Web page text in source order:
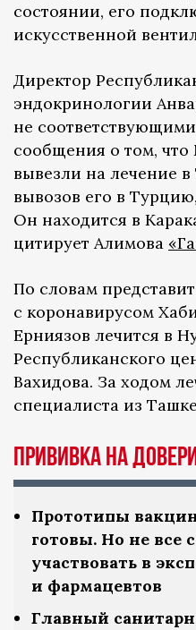
состоянии, его
искусственной
Директор
эндокринологии
не
сообщения о том, что
вывезли на лечение
вывозов его в
Он находится в
цитирует Алимова
По словам
с коронавирусом
Ерниязов лечится в
Республиканского
Вахидова. За ходом
специалиста из
Прививка на
Прототипы
готовы. Но не все
участвовать в
и фармацевтов
Главный